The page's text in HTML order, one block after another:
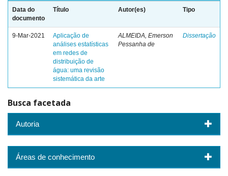
Data do
documento
Título Autor(es) Tipo
9-Mar-2021
Aplicação de
análises estatísticas
em redes de
distribuição de
água: uma revisão
sistemática da arte
ALMEIDA, Emerson
Pessanha de
Dissertação
Busca facetada
Autoria
Áreas de conhecimento